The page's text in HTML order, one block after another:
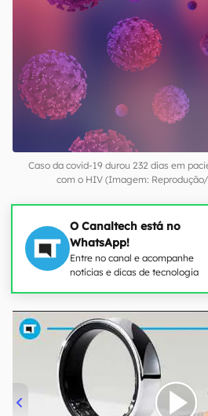
Caso da covid-19 durou 232 dias em
com o HIV (Imagem:
O Canaltech está no
WhatsApp!
Entre no canal e acompanhe
notícias e dicas de tecnologia